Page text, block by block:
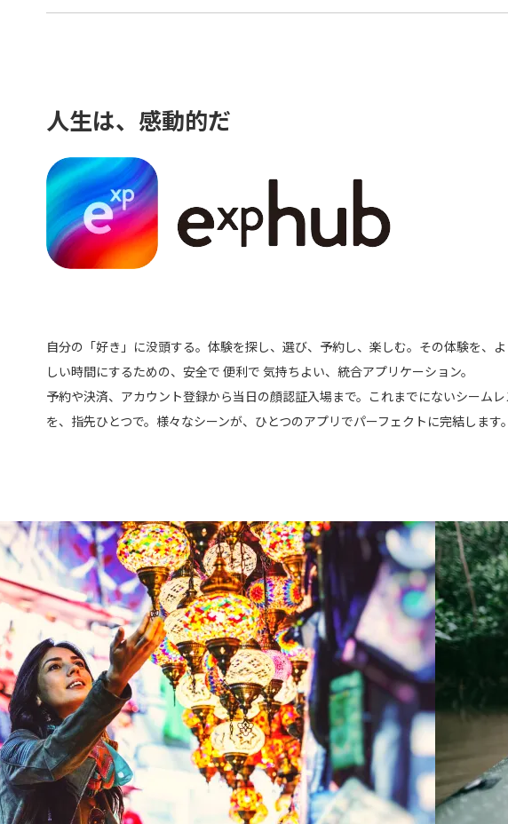
人生は、感動的だ
自分の「好き」に没頭する。体験を探し、選び、予約し、楽しむ。その体験を、
しい時間にするための、安全で 便利で 気持ちよい、統合アプリケーション。
予約や決済、アカウント登録から当日の顔認証入場まで。これまでにないシーム
を、指先ひとつで。様々なシーンが、ひとつのアプリでパーフェクトに完結します。